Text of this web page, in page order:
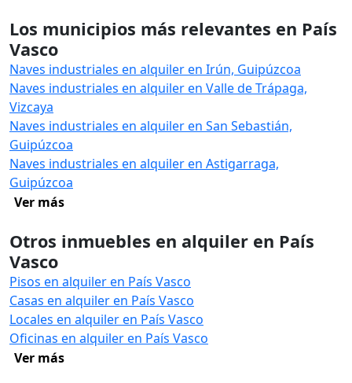
Los municipios más relevantes en País
Vasco
Naves industriales en alquiler en Irún, Guipúzcoa
Naves industriales en alquiler en Valle de Trápaga,
Vizcaya
Naves industriales en alquiler en San Sebastián,
Guipúzcoa
Naves industriales en alquiler en Astigarraga,
Guipúzcoa
Ver más
Otros inmuebles en alquiler en País
Vasco
Pisos en alquiler en País Vasco
Casas en alquiler en País Vasco
Locales en alquiler en País Vasco
Oficinas en alquiler en País Vasco
Ver más